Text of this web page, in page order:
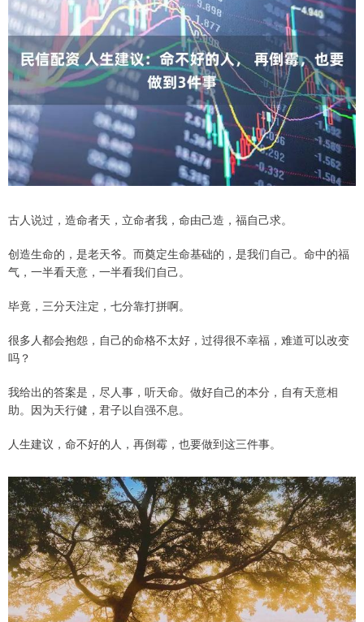
古人说过，造命者天，立命者我，命由己造，福自己求。
创造生命的，是老天爷。而奠定生命基础的，是我们自己。命中的福
气，一半看天意，一半看我们自己。
毕竟，三分天注定，七分靠打拼啊。
很多人都会抱怨，自己的命格不太好，过得很不幸福，难道可以改变
吗？
我给出的答案是，尽人事，听天命。做好自己的本分，自有天意相
助。因为天行健，君子以自强不息。
人生建议，命不好的人，再倒霉，也要做到这三件事。